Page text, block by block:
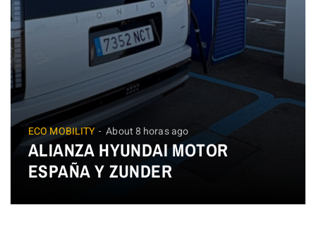
ECO MOBILITY About 8 horas ago
ALIANZA HYUNDAI MOTOR
ESPAÑA Y ZUNDER